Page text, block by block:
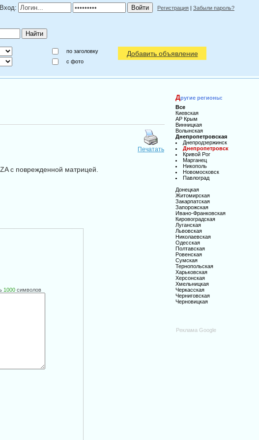
Вход: Регистрация | Забыли пароль?
по заголовку
c фото
Добавить объявление
Печатать
с поврежденной матрицей.
1000 символов
Другие регионы:
Все
Киевская
АР Крым
Винницкая
Волынская
Днепропетровская
Днепродзержинск
Днепропетровск
Кривой Рог
Марганец
Никополь
Новомосковск
Павлоград
Донецкая
Житомирская
Закарпатская
Запорожская
Ивано-Франковская
Кировоградская
Луганская
Львовская
Николаевская
Одесская
Полтавская
Ровенская
Сумская
Тернопольская
Харьковская
Херсонская
Хмельницкая
Черкасская
Черниговская
Черновицкая
Реклама Google